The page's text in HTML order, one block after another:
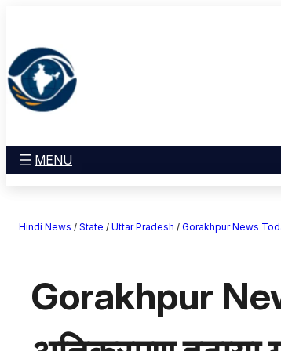
जाएं
MENU
खेल
राज्य
आस्था
व्यापार
राशिफल
Facebook InstagramX
Hindi News / State / Uttar Pradesh / Gorakhpur News
Gorakhpur